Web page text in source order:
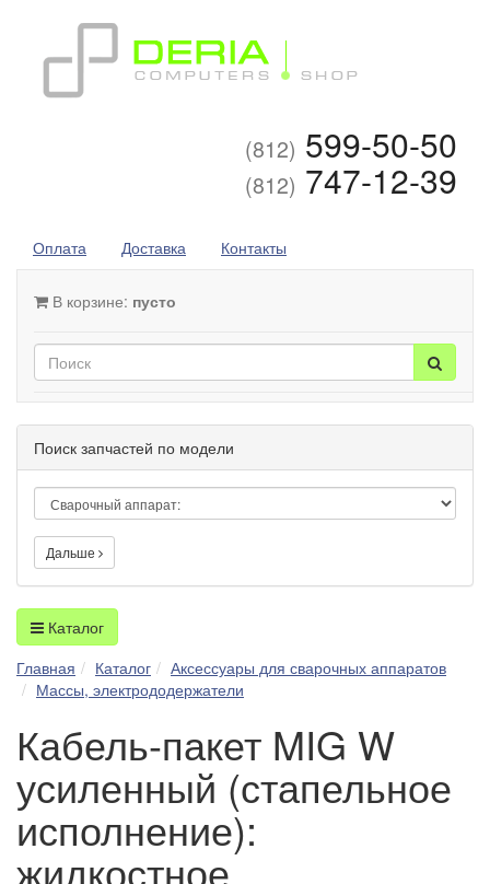
(812) 599-50-50
(812) 747-12-39
Оплата Доставка Контакты
В корзине: пусто
Поиск запчастей по модели
Дальше
Каталог
Главная
Каталог
Аксессуары для сварочных аппаратов
Массы, электрододержатели
Кабель-пакет MIG W
усиленный (стапельное
исполнение):
жидкостное